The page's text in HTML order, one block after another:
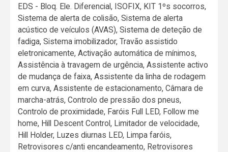
EDS - Bloq. Ele. Diferencial, ISOFIX, KIT 1ºs socorros,
Sistema de alerta de colisão, Sistema de alerta
acústico de veículos (AVAS), Sistema de deteção de
fadiga, Sistema imobilizador, Travão assistido
eletronicamente, Activação automática de mínimos,
Assistência à travagem de urgência, Assistente activo
de mudança de faixa, Assistente da linha de rodagem
em curva, Assistente de estacionamento, Câmara de
marcha-atrás, Controlo de pressão dos pneus,
Controlo de proximidade, Faróis Full LED, Follow me
home, Hill Descent Control, Limitador de velocidade,
Hill Holder, Luzes diurnas LED, Limpa faróis,
Retrovisores c/anti encandeamento, Retrovisores